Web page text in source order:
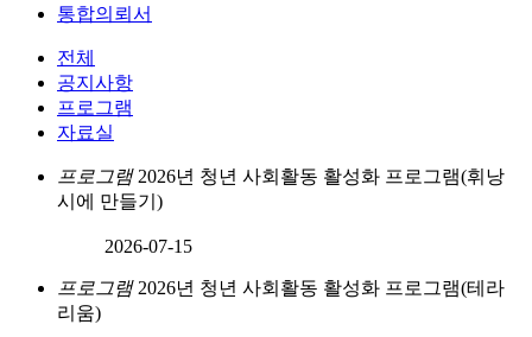
통합의뢰서
전체
공지사항
프로그램
자료실
프로그램 2026년 청년 사회활동 활성화 프로그램(휘낭
시에 만들기)
2026-07-15
프로그램 2026년 청년 사회활동 활성화 프로그램(테라
리움)